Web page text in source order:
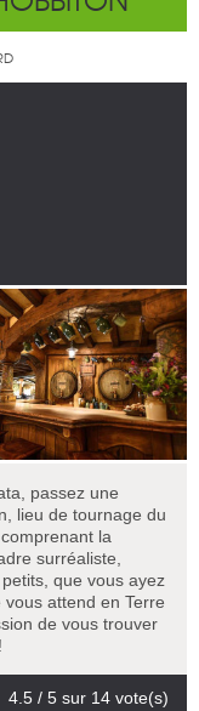
passez une
lieu de tournage du
la
surréaliste,
que vous ayez
attend en Terre
de vous trouver
4.5 / 5 sur 14 vote(s)